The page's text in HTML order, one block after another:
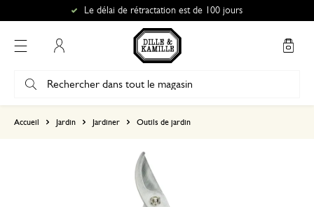
Le délai de rétractation est de 100 jours
Accueil Jardin Jardiner Outils de jardin